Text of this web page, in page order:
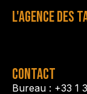
L'AGENCE DES
CONTACT
Bureau : +33 1